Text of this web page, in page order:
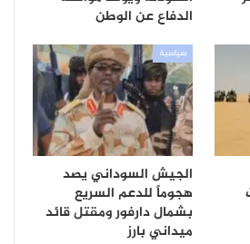
الدفاع عن الوطن
سياسية
الجيش السوداني يصد
هجوماً للدعم السريع
بشمال دارفور ومقتل قائد
ميداني بارز